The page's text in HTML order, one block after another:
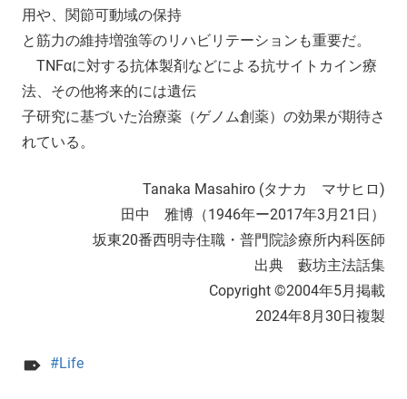
用や、関節可動域の保持
と筋力の維持増強等のリハビリテーションも重要だ。
TNFαに対する抗体製剤などによる抗サイトカイン療
法、その他将来的には遺伝
子研究に基づいた治療薬（ゲノム創薬）の効果が期待さ
れている。
Tanaka Masahiro (タナカ マサヒロ)
田中 雅博（1946年ー2017年3月21日）
坂東20番西明寺住職・普門院診療所内科医師
出典 藪坊主法話集
Copyright ©2004年5月掲載
2024年8月30日複製
Life